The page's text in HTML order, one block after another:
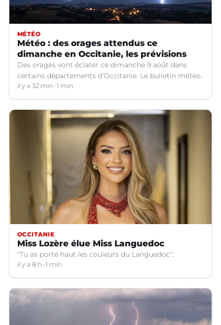
MÉTÉO
Météo : des orages attendus ce
dimanche en Occitanie, les prévisions
Des orages vont éclater ce dimanche 9 août dans
certains départements d’Occitanie. Le bulletin météo.
il y a 32 min 1 min
OCCITANIE
Miss Lozère élue Miss Languedoc
"Tu as porté haut les couleurs du Languedoc".
il y a 8 h 1 min